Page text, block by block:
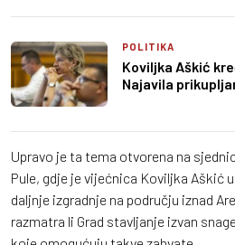
POLITIKA
Koviljka Aškić
Najavila
Upravo je ta tema otvorena na
Pule, gdje je vijećnica Koviljka Aškić
daljnje izgradnje na području iznad
razmatra li Grad stavljanje izvan